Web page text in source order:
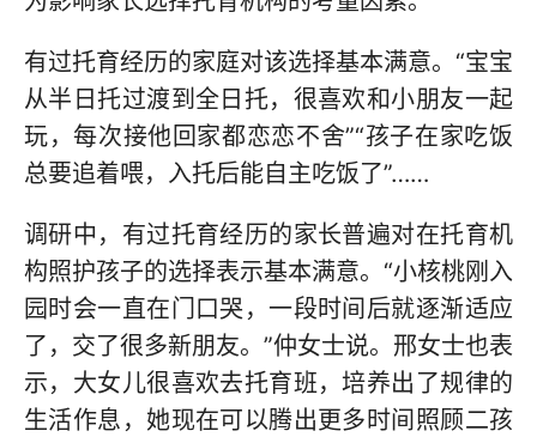
有过托育经历的家庭对该选择基本满意。“宝宝
从半日托过渡到全日托，很喜欢和小朋友一起
玩，每次接他回家都恋恋不舍”“孩子在家吃饭
总要追着喂，入托后能自主吃饭了”……
调研中，有过托育经历的家长普遍对在托育机
构照护孩子的选择表示基本满意。“小核桃刚入
园时会一直在门口哭，一段时间后就逐渐适应
了，交了很多新朋友。”仲女士说。邢女士也表
示，大女儿很喜欢去托育班，培养出了规律的
生活作息，她现在可以腾出更多时间照顾二孩